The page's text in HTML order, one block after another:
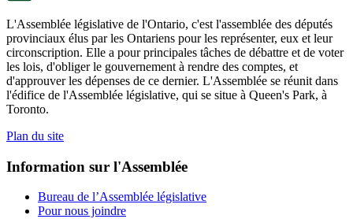
L'Assemblée législative de l'Ontario, c'est l'assemblée des députés
provinciaux élus par les Ontariens pour les représenter, eux et leur
circonscription. Elle a pour principales tâches de débattre et de voter
les lois, d'obliger le gouvernement à rendre des comptes, et
d'approuver les dépenses de ce dernier. L'Assemblée se réunit dans
l'édifice de l'Assemblée législative, qui se situe à Queen's Park, à
Toronto.
Plan du site
Information sur l'Assemblée
Bureau de l’Assemblée législative
Pour nous joindre